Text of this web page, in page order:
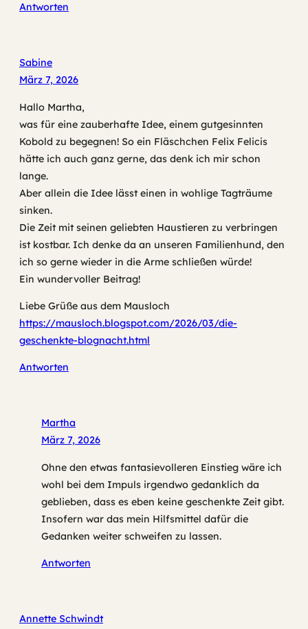
Antworten
Sabine
März 7, 2026
Hallo Martha,
was für eine zauberhafte Idee, einem gutgesinnten
Kobold zu begegnen! So ein Fläschchen Felix Felicis
hätte ich auch ganz gerne, das denk ich mir schon
lange.
Aber allein die Idee lässt einen in wohlige Tagträume
sinken.
Die Zeit mit seinen geliebten Haustieren zu verbringen
ist kostbar. Ich denke da an unseren Familienhund, den
ich so gerne wieder in die Arme schließen würde!
Ein wundervoller Beitrag!
Liebe Grüße aus dem Mausloch
https://mausloch.blogspot.com/2026/03/die-
geschenkte-blognacht.html
Antworten
Martha
März 7, 2026
Ohne den etwas fantasievolleren Einstieg wäre ich
wohl bei dem Impuls irgendwo gedanklich da
geblieben, dass es eben keine geschenkte Zeit gibt.
Insofern war das mein Hilfsmittel dafür die
Gedanken weiter schweifen zu lassen.
Antworten
Annette Schwindt